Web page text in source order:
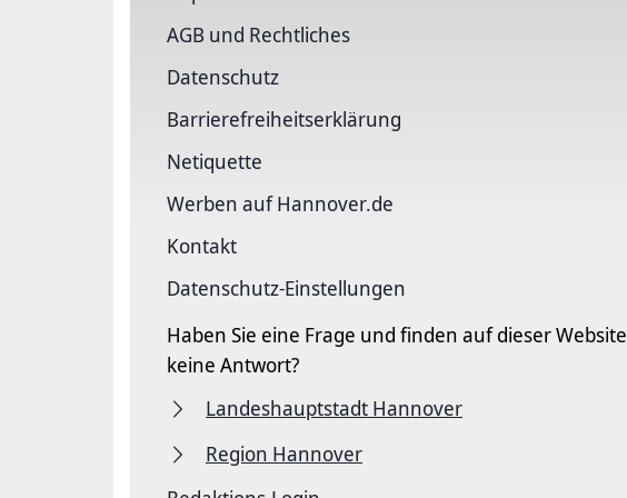
AGB und Rechtliches
Datenschutz
Barriere­freiheits­erklärung
Netiquette
Werben auf Hannover.de
Kontakt
Datenschutz-Einstellungen
Haben Sie eine Frage und finden auf dieser Website
keine Antwort?
Landeshauptstadt Hannover
Region Hannover